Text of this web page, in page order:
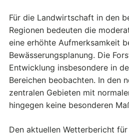
Für die Landwirtschaft in den
Regionen bedeuten die
eine erhöhte Aufmerksamkeit
Bewässerungsplanung. Die
Entwicklung insbesondere in
Bereichen beobachten. In den
zentralen Gebieten mit
hingegen keine besonderen
Den aktuellen Wetterbericht